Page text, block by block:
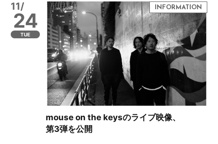
11/
24
TUE
mouse on the keysのライブ映像、
第3弾を公開